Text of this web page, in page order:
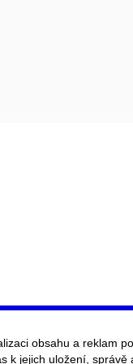
obsahu a reklam
k jejich uložení, správě